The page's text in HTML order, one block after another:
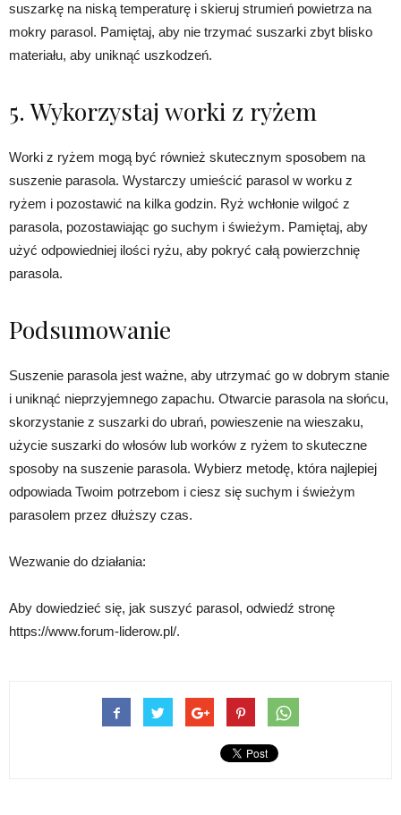
suszarkę na niską temperaturę i skieruj strumień powietrza na
mokry parasol. Pamiętaj, aby nie trzymać suszarki zbyt blisko
materiału, aby uniknąć uszkodzeń.
5. Wykorzystaj worki z ryżem
Worki z ryżem mogą być również skutecznym sposobem na
suszenie parasola. Wystarczy umieścić parasol w worku z
ryżem i pozostawić na kilka godzin. Ryż wchłonie wilgoć z
parasola, pozostawiając go suchym i świeżym. Pamiętaj, aby
użyć odpowiedniej ilości ryżu, aby pokryć całą powierzchnię
parasola.
Podsumowanie
Suszenie parasola jest ważne, aby utrzymać go w dobrym stanie
i uniknąć nieprzyjemnego zapachu. Otwarcie parasola na słońcu,
skorzystanie z suszarki do ubrań, powieszenie na wieszaku,
użycie suszarki do włosów lub worków z ryżem to skuteczne
sposoby na suszenie parasola. Wybierz metodę, która najlepiej
odpowiada Twoim potrzebom i ciesz się suchym i świeżym
parasolem przez dłuższy czas.
Wezwanie do działania:
Aby dowiedzieć się, jak suszyć parasol, odwiedź stronę
https://www.forum-liderow.pl/.